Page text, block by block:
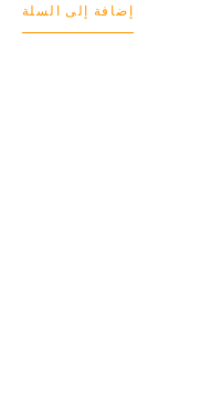
إضافة إلى السلة